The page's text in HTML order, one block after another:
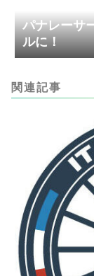
パナレーサ
ルに！
関連記事